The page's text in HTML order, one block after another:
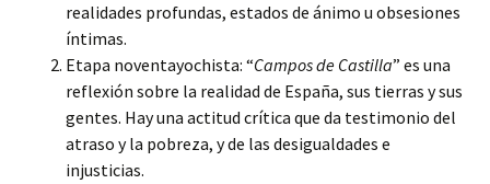
realidades profundas, estados de ánimo u obsesiones
íntimas.
Etapa noventayochista: “Campos de Castilla” es una
reflexión sobre la realidad de España, sus tierras y sus
gentes. Hay una actitud crítica que da testimonio del
atraso y la pobreza, y de las desigualdades e
injusticias.